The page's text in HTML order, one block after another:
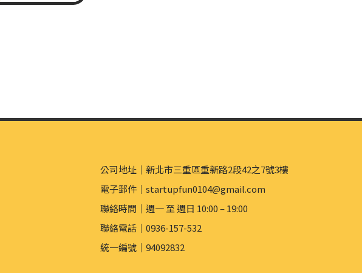
公司地址｜新北市三重區重新路2段42之7號3樓
電子郵件｜startupfun0104@gmail.com
聯絡時間｜週一 至 週日 10:00 – 19:00
聯絡電話｜0936-157-532
統一編號｜94092832